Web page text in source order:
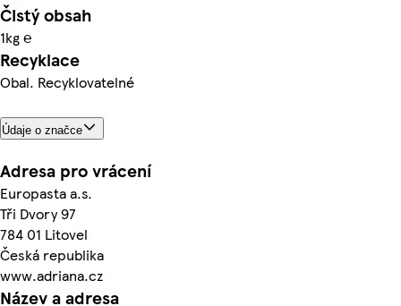
Čistý obsah
1kg ℮
Recyklace
Obal. Recyklovatelné
Údaje o značce
Adresa pro vrácení
Europasta a.s.
Tři Dvory 97
784 01 Litovel
Česká republika
www.adriana.cz
Název a adresa